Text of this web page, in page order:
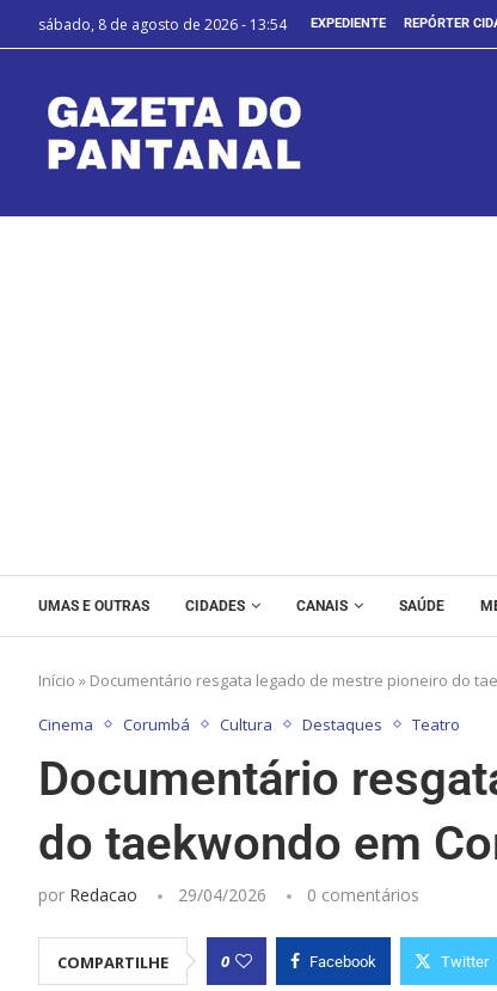
sábado, 8 de agosto de 2026 - 13:54 EXPEDIENTE REPÓRTER
UMAS E OUTRAS CIDADES CANAIS SAÚDE
Início » Documentário resgata legado de mestre pioneiro do
Cinema Corumbá Cultura Destaques Teatro
Documentário
do taekwondo em
por Redacao 29/04/2026 0 comentários
COMPARTILHE 0 Facebook Twitter